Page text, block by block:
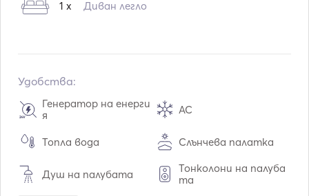
Воден капацитет: 570 L
1 x Диван легло
Удобства:
Генератор на енерги
я
AC
Топла вода Слънчева палатка
Душ на палубата
Тонколони на палуба
та